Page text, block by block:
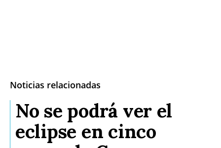
Noticias relacionadas
No se podrá ver el
eclipse en cinco